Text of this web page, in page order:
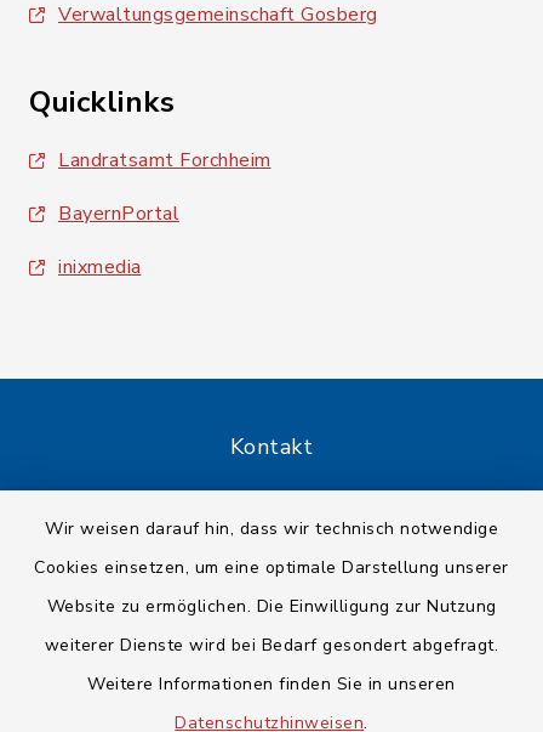
Wir weisen darauf hin, dass wir technisch notwendige
Cookies einsetzen, um eine optimale Darstellung unserer
Website zu ermöglichen. Die Einwilligung zur Nutzung
weiterer Dienste wird bei Bedarf gesondert abgefragt.
Weitere Informationen finden Sie in unseren
Datenschutzhinweisen.
Verwaltungsgemeinschaft Gosberg
Quicklinks
Landratsamt Forchheim
BayernPortal
inixmedia
Kontakt
Datenschutz
Impressum
Sitemap